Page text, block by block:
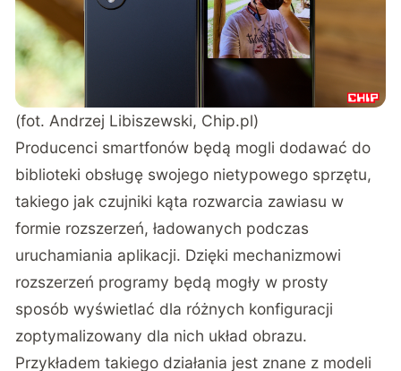
(fot. Andrzej Libiszewski, Chip.pl)
Producenci smartfonów będą mogli dodawać do
biblioteki obsługę swojego nietypowego sprzętu,
takiego jak czujniki kąta rozwarcia zawiasu w
formie rozszerzeń, ładowanych podczas
uruchamiania aplikacji. Dzięki mechanizmowi
rozszerzeń programy będą mogły w prosty
sposób wyświetlać dla różnych konfiguracji
zoptymalizowany dla nich układ obrazu.
Przykładem takiego działania jest znane z modeli